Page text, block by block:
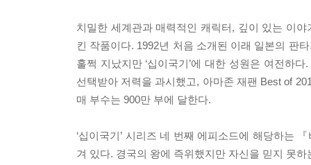
치밀한 세계관과 매력적인 캐릭터, 깊이 있는 이
킨 작품이다. 1992년 처음 소개된 이래 일본의 판
훌쩍 지났지만 ‘십이국기’에 대한 성원은 여전하
선택받아 저력을 과시했고, 아마존 재팬 Best of
매 부수는 900만 부에 달한다.
‘십이국기’ 시리즈 네 번째 에피소드에 해당하는
겨 있다. 경국의 왕에 즉위했지만 자신을 믿지 못